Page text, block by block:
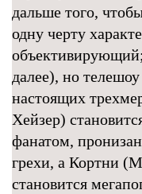
дальше того,
одну черту
далее), но
настоящих
Хейзер)
фанатом,
грехи, а Кортни
становится